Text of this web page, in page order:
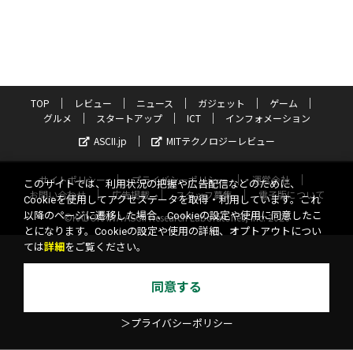
TOP レビュー ニュース ガジェット
ゲーム
グルメ
スタートアップ ICT
インフォメーション
ASCII.jp
MITテクノロジーレビュー
サイトポリシー プライバシーポリシー
運営会社
お問い合わせ
広告掲載 スタッフ募集
電子版について
©KADOKAWA ASCII Research Laboratories, Inc. 2026
このサイトでは、利用状況の把握や広告配信などのために、
Cookieを使用してアクセスデータを取得・利用しています。これ
以降のページに遷移した場合、Cookieの設定や使用に同意したこ
とになります。Cookieの設定や使用の詳細、オプトアウトについ
ては詳細 をご覧ください。
同意する
＞プライバシーポリシー